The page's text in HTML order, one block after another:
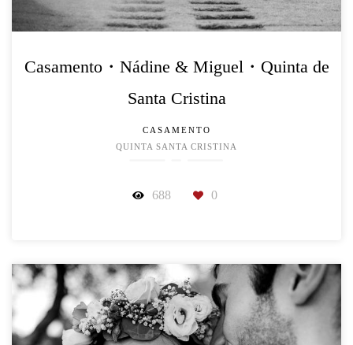
Casamento・Nádine & Miguel・Quinta de
Santa Cristina
CASAMENTO
QUINTA SANTA CRISTINA
688 0